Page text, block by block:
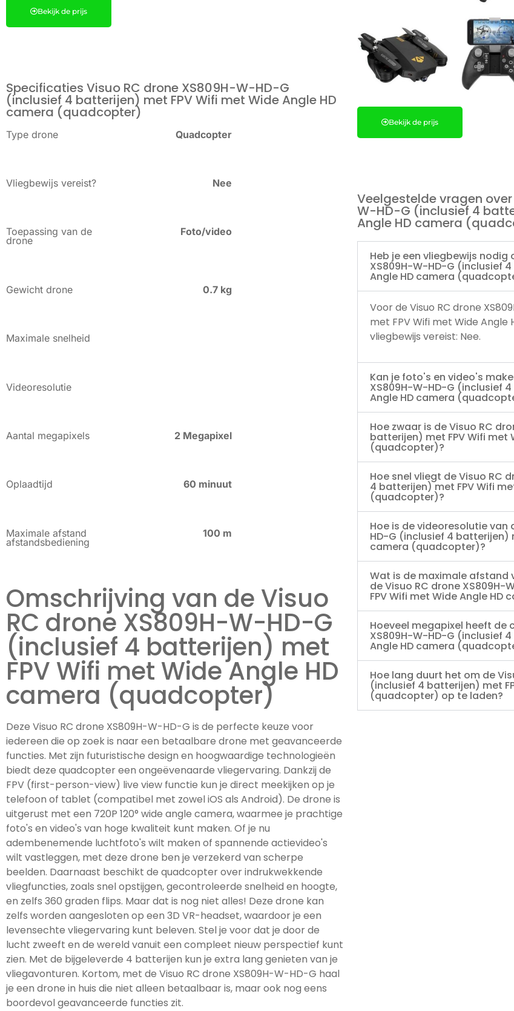
Bekijk de prijs
Specificaties Visuo RC drone XS809H-W-HD-G
(inclusief 4 batterijen) met FPV Wifi met Wide Angle HD
camera (quadcopter)
Type drone Quadcopter
Vliegbewijs vereist? Nee
Toepassing van de
drone
Foto/video
Gewicht drone 0.7 kg
Maximale snelheid
Videoresolutie
Aantal megapixels 2 Megapixel
Oplaadtijd 60 minuut
Maximale afstand
afstandsbediening
100 m
Omschrijving van de Visuo
RC drone XS809H-W-HD-G
(inclusief 4 batterijen) met
FPV Wifi met Wide Angle HD
camera (quadcopter)
Deze Visuo RC drone XS809H-W-HD-G is de perfecte keuze voor
iedereen die op zoek is naar een betaalbare drone met geavanceerde
functies. Met zijn futuristische design en hoogwaardige technologieën
biedt deze quadcopter een ongeëvenaarde vliegervaring. Dankzij de
FPV (first-person-view) live view functie kun je direct meekijken op je
telefoon of tablet (compatibel met zowel iOS als Android). De drone is
uitgerust met een 720P 120° wide angle camera, waarmee je prachtige
foto's en video's van hoge kwaliteit kunt maken. Of je nu
adembenemende luchtfoto's wilt maken of spannende actievideo's
wilt vastleggen, met deze drone ben je verzekerd van scherpe
beelden. Daarnaast beschikt de quadcopter over indrukwekkende
vliegfuncties, zoals snel opstijgen, gecontroleerde snelheid en hoogte,
en zelfs 360 graden flips. Maar dat is nog niet alles! Deze drone kan
zelfs worden aangesloten op een 3D VR-headset, waardoor je een
levensechte vliegervaring kunt beleven. Stel je voor dat je door de
lucht zweeft en de wereld vanuit een compleet nieuw perspectief kunt
zien. Met de bijgeleverde 4 batterijen kun je extra lang genieten van je
vliegavonturen. Kortom, met de Visuo RC drone XS809H-W-HD-G haal
je een drone in huis die niet alleen betaalbaar is, maar ook nog eens
boordevol geavanceerde functies zit.
Bekijk de prijs
Veelgestelde vragen
W-HD-G (inclusief 4
Angle HD camera
Heb je een vliegbewijs nodig
XS809H-W-HD-G (inclusief
Angle HD camera
Voor de Visuo RC drone
met FPV Wifi met Wide
vliegbewijs vereist: Nee.
Kan je foto's en video's
XS809H-W-HD-G (inclusief
Angle HD camera
Hoe zwaar is de Visuo RC
batterijen) met FPV Wifi met
(quadcopter)?
Hoe snel vliegt de Visuo RC
4 batterijen) met FPV Wifi
(quadcopter)?
Hoe is de videoresolutie van
HD-G (inclusief 4 batterijen)
camera (quadcopter)?
Wat is de maximale afstand
de Visuo RC drone
FPV Wifi met Wide Angle
Hoeveel megapixel heeft de
XS809H-W-HD-G (inclusief
Angle HD camera
Hoe lang duurt het om de
(inclusief 4 batterijen) met
(quadcopter) op te laden?